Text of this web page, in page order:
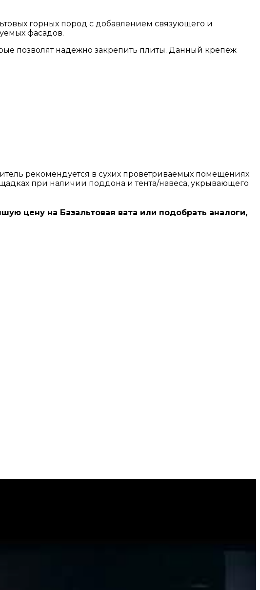
горных пород с добавлением связующего и
фасадов.
позволят надежно закрепить плиты. Данный крепеж
рекомендуется в сухих проветриваемых помещениях
при наличии поддона и тента/навеса, укрывающего
цену на Базальтовая вата или подобрать аналоги,